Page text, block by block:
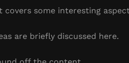
some interesting
are briefly discussed here.